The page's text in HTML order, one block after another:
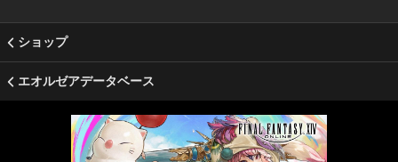
ショップ
エオルゼアデータベース